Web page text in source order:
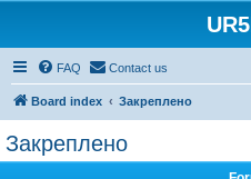
FAQ Contact us
Board index Закреплено
Закреплено